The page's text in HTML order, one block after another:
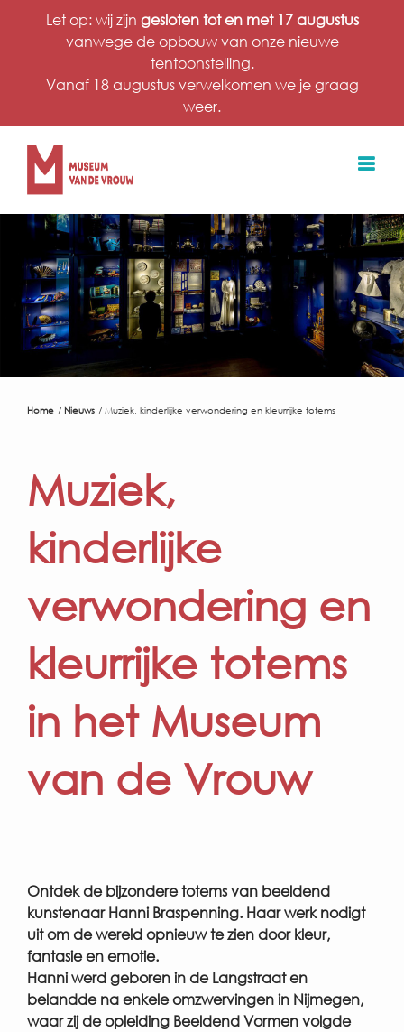
Let op: wij zijn gesloten tot en met 17 augustus
vanwege de opbouw van onze nieuwe
tentoonstelling.
Vanaf 18 augustus verwelkomen we je graag
weer.
Home Nieuws Muziek, kinderlijke verwondering en kleurrijke totems
Muziek,
kinderlijke
verwondering en
kleurrijke totems
in het Museum
van de Vrouw
Ontdek de bijzondere totems van beeldend
kunstenaar Hanni Braspenning. Haar werk nodigt
uit om de wereld opnieuw te zien door kleur,
fantasie en emotie.
Hanni werd geboren in de Langstraat en
belandde na enkele omzwervingen in Nijmegen,
waar zij de opleiding Beeldend Vormen volgde